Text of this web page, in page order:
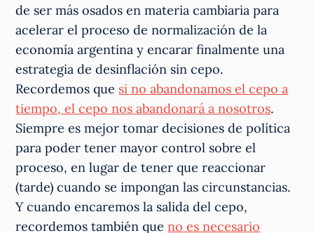
de ser más osados en materia cambiaria para
acelerar el proceso de normalización de la
economía argentina y encarar finalmente una
estrategia de desinflación sin cepo.
Recordemos que si no abandonamos el cepo a
tiempo, el cepo nos abandonará a nosotros.
Siempre es mejor tomar decisiones de política
para poder tener mayor control sobre el
proceso, en lugar de tener que reaccionar
(tarde) cuando se impongan las circunstancias.
Y cuando encaremos la salida del cepo,
recordemos también queno es necesario